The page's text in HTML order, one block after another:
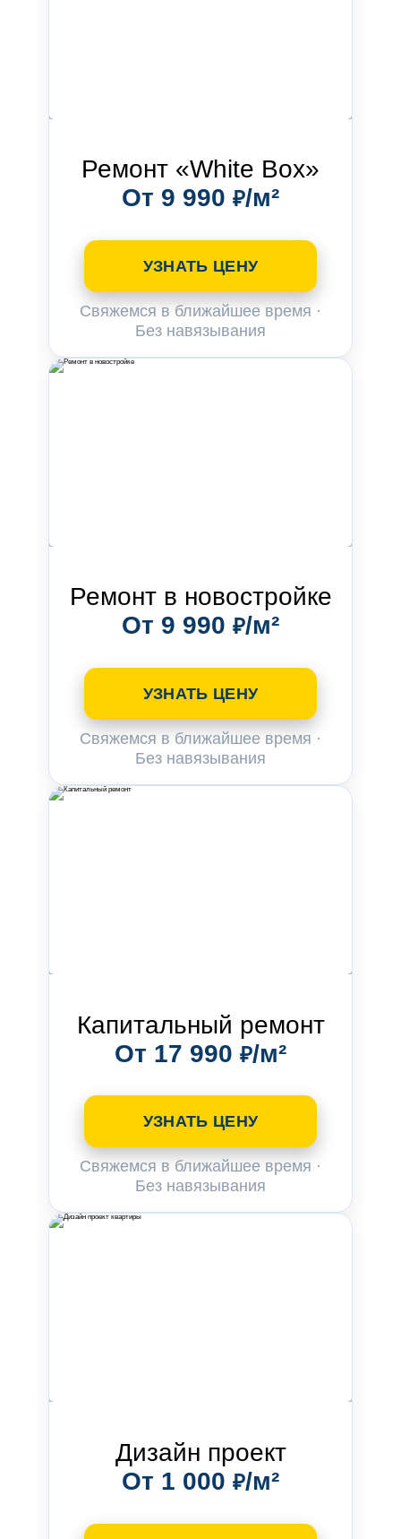
Ремонт «White Box»
От 9 990 ₽/м²
УЗНАТЬ ЦЕНУ
Свяжемся в ближайшее время ·
Без навязывания
Ремонт в новостройке
От 9 990 ₽/м²
УЗНАТЬ ЦЕНУ
Свяжемся в ближайшее время ·
Без навязывания
Капитальный ремонт
От 17 990 ₽/м²
УЗНАТЬ ЦЕНУ
Свяжемся в ближайшее время ·
Без навязывания
Дизайн проект
От 1 000 ₽/м²